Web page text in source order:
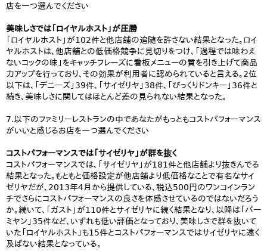
店を一つ選んでください
美味しさでは「ロイヤルホスト」が圧勝
「ロイヤルホスト」が102件と他店舗の追随を許さない結果となった。ロイ
ヤルホストは、他店舗との低価格競争に見切りをつけ、「過程では味わえ
ないコックの味」をキャッチフレーズに看板メニューの質を引き上げて商品
力アップを行っており、その効果が利用者に認められていると言える。2位
以下は、「デニーズ」39件、「サイゼリヤ」38件、「びっくりドンキー」36件と
続き、美味しさに関してはほとんど差の見られない結果となった。
7.以下のファミリーレストランの中であなたがもっともコストパフォーマンス
がいいと感じるお店を一つ選んでください
コストパフォーマンスでは「サイゼリヤ」が群を抜く
コストパフォーマンスでは、「サイゼリヤ」が181件と他店舗より抜きんでる
結果となった。もともと価格設定が他店舗より低価格なことで有名なサイ
ゼリヤだが、2013年4月から提供している、税込500円のワンコインラン
チでさらにコストパフォーマンスの良さを体感させているのではないだろう
か。続いて、「ガスト」が110件とサイゼリヤに続く結果となり、以降は「バー
ミヤン」35件など、いずれも低い評価となっており、美味しさで群を抜いて
いた「ロイヤルホスト」も15件とコストパフォーマンスではサイゼリヤに遠く
及ばない結果となっている。